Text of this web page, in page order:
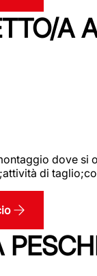
A
dove
di